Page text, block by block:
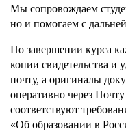
Мы сопровождаем
но и помогаем с
По завершении курса
копии свидетельства и
почту, а оригиналы
оперативно через
соответствуют
«Об образовании в